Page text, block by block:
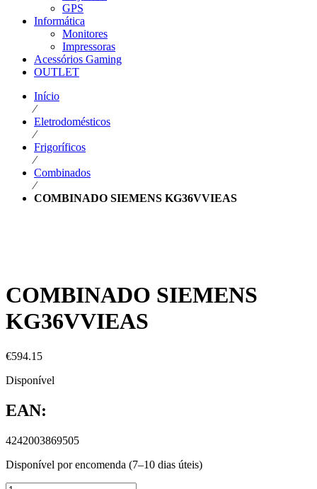
GPS
Informática
Monitores
Impressoras
Acessórios Gaming
OUTLET
Início
⁄
Eletrodomésticos
⁄
Frigoríficos
⁄
Combinados
⁄
COMBINADO SIEMENS KG36VVIEAS
COMBINADO SIEMENS
KG36VVIEAS
€594.15
Disponível
EAN:
4242003869505
Disponível por encomenda (7–10 dias úteis)